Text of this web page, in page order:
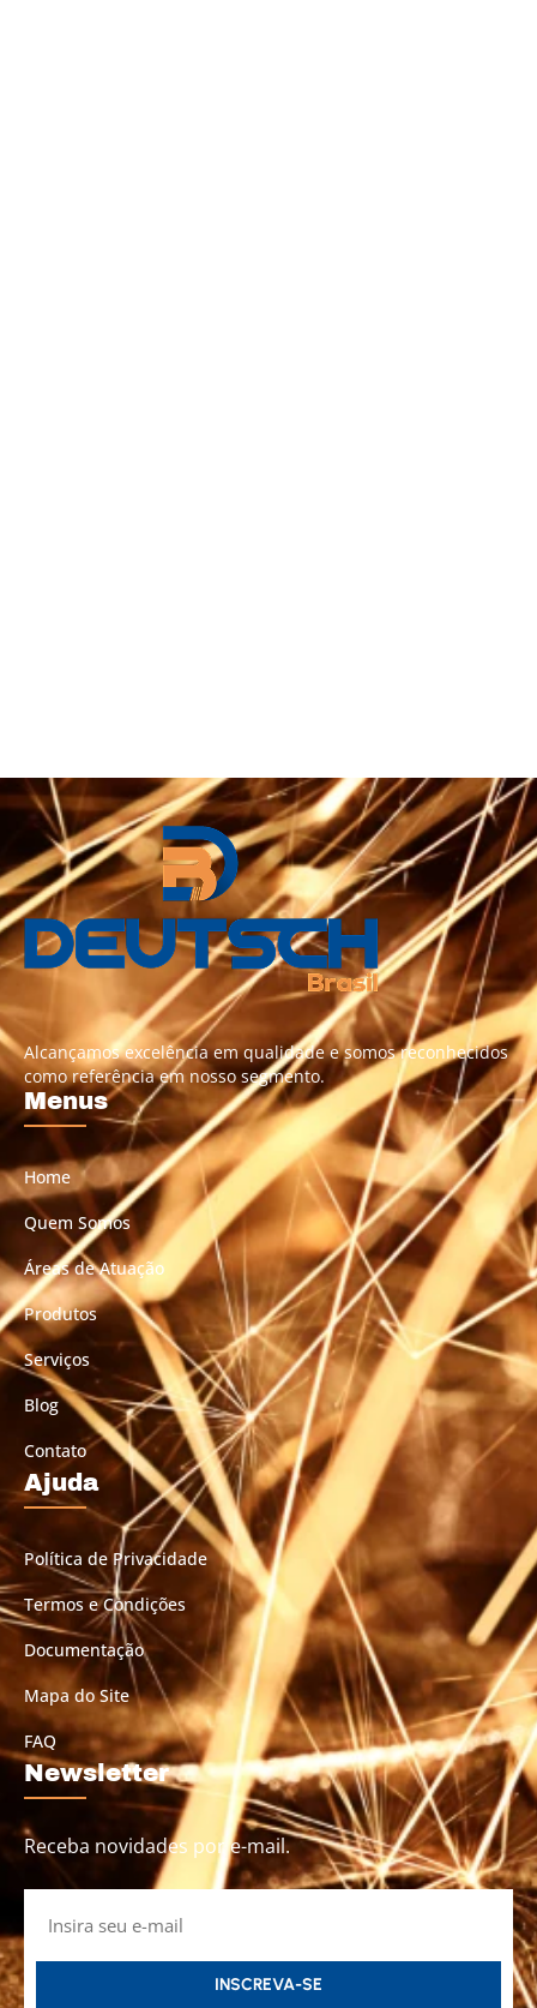
Alcançamos excelência em qualidade e somos reconhecidos
como referência em nosso segmento.
Menus
Home
Quem Somos
Áreas de Atuação
Produtos
Serviços
Blog
Contato
Ajuda
Política de Privacidade
Termos e Condições
Documentação
Mapa do Site
FAQ
Newsletter
Receba novidades por e-mail.
INSCREVA-SE